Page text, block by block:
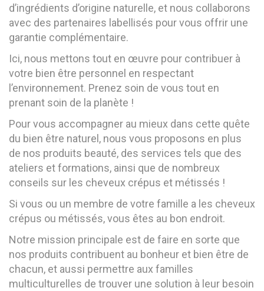
d’ingrédients d’origine naturelle, et nous collaborons
avec des partenaires labellisés pour vous offrir une
garantie complémentaire.
Ici, nous mettons tout en œuvre pour contribuer à
votre bien être personnel en respectant
l’environnement. Prenez soin de vous tout en
prenant soin de la planète !
Pour vous accompagner au mieux dans cette quête
du bien être naturel, nous vous proposons en plus
de nos produits beauté, des services tels que des
ateliers et formations, ainsi que de nombreux
conseils sur les cheveux crépus et métissés !
Si vous ou un membre de votre famille a les cheveux
crépus ou métissés, vous êtes au bon endroit.
Notre mission principale est de faire en sorte que
nos produits contribuent au bonheur et bien être de
chacun, et aussi permettre aux familles
multiculturelles de trouver une solution à leur besoin